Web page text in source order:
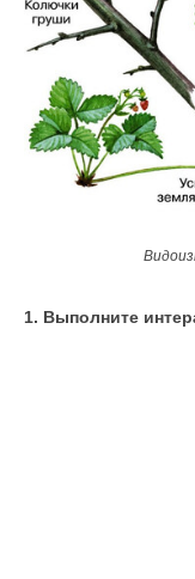
1. Выполните